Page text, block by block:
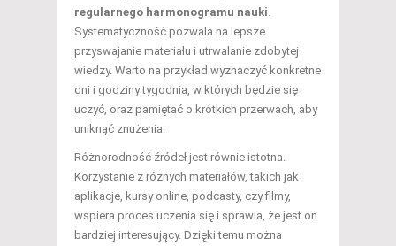
regularnego harmonogramu nauki
Systematyczność pozwala na lepsze
przyswajanie materiału i utrwalanie zdobytej
wiedzy. Warto na przykład wyznaczyć konkretne
dni i godziny tygodnia, w których będzie się
uczyć, oraz pamiętać o krótkich przerwach, aby
uniknąć znużenia.
Różnorodność źródeł jest równie istotna.
Korzystanie z różnych materiałów, takich jak
aplikacje, kursy online, podcasty, czy filmy,
wspiera proces uczenia się i sprawia, że jest on
bardziej interesujący. Dzięki temu można